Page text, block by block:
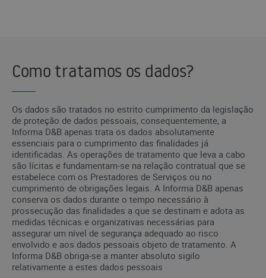
Como tratamos os dados?
Os dados são tratados no estrito cumprimento da legislação
de proteção de dados pessoais, consequentemente, a
Informa D&B apenas trata os dados absolutamente
essenciais para o cumprimento das finalidades já
identificadas. As operações de tratamento que leva a cabo
são lícitas e fundamentam-se na relação contratual que se
estabelece com os Prestadores de Serviços ou no
cumprimento de obrigações legais. A Informa D&B apenas
conserva os dados durante o tempo necessário à
prossecução das finalidades a que se destinam e adota as
medidas técnicas e organizativas necessárias para
assegurar um nível de segurança adequado ao risco
envolvido e aos dados pessoais objeto de tratamento. A
Informa D&B obriga-se a manter absoluto sigilo
relativamente a estes dados pessoais